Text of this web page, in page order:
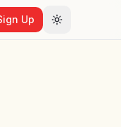
Up Toggle